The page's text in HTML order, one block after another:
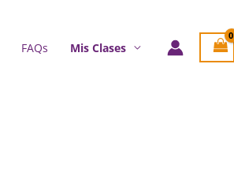
FAQs Mis Clases